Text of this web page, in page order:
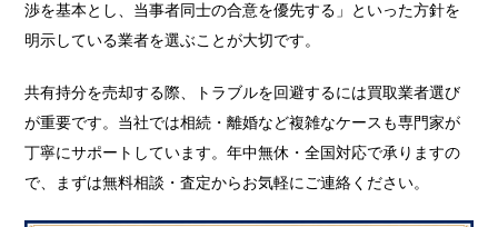
渉を基本とし、当事者同士の合意を優先する」といった方針を
明示している業者を選ぶことが大切です。
共有持分を売却する際、トラブルを回避するには買取業者選び
が重要です。当社では相続・離婚など複雑なケースも専門家が
丁寧にサポートしています。年中無休・全国対応で承りますの
で、まずは無料相談・査定からお気軽にご連絡ください。